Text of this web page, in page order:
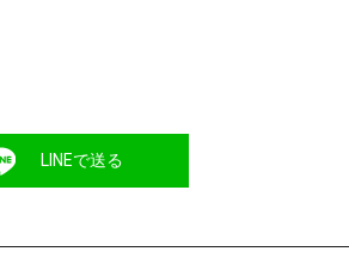
LINEで送る